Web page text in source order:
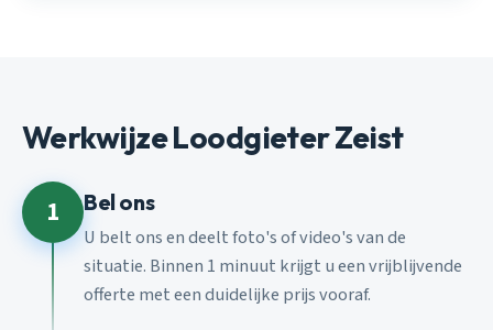
Werkwijze Loodgieter Zeist
1 Bel ons
U belt ons en deelt foto's of video's van de
situatie. Binnen 1 minuut krijgt u een vrijblijvende
offerte met een duidelijke prijs vooraf.